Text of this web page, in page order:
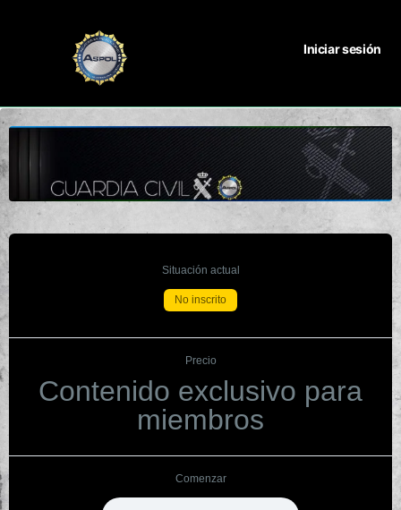
Iniciar sesión
Situación actual
No inscrito
Precio
Contenido exclusivo para
miembros
Comenzar